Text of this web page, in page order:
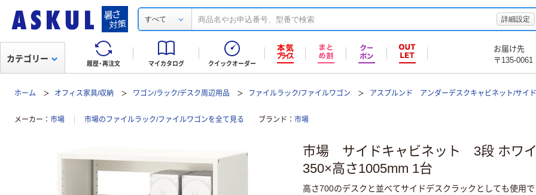
すべて 詳細設定
履歴・再注文 マイカタログ クイックオーダー
お届け先
〒135-0061
カテゴリー
ホーム オフィス家具/収納 ワゴン/ラック/デスク周辺用品 ファイルラック/ファイルワゴン アスプルンド アンダーデスクキャビネット/サイ
メーカー 市場 市場のファイルラック/ファイルワゴンを全て見る ブランド 市場
市場 サイドキャビネット 3段 ホワ
350×高さ1005mm 1台
高さ700のデスクと並べてサイドデスクラックとしても使用